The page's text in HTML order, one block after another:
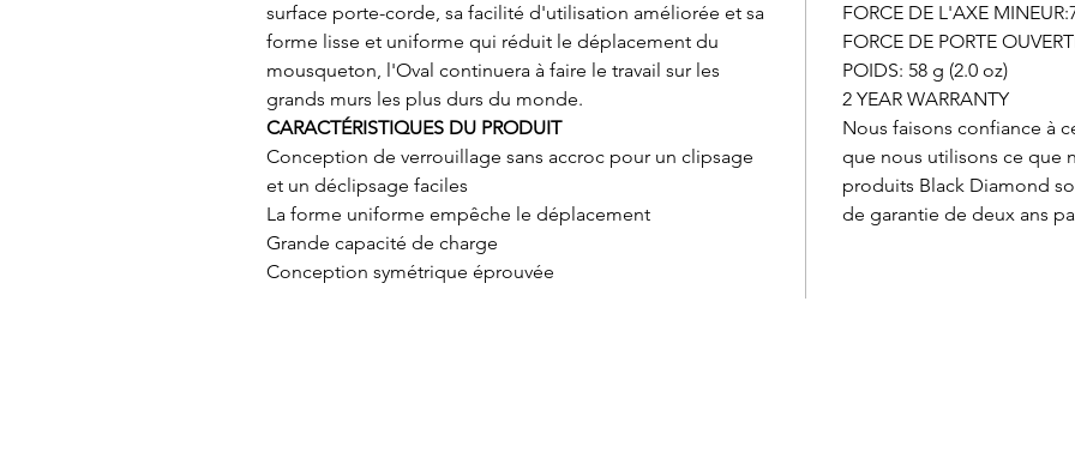
surface porte-corde, sa facilité d'utilisation améliorée et sa
forme lisse et uniforme qui réduit le déplacement du
mousqueton, l'Oval continuera à faire le travail sur les
grands murs les plus durs du monde.
CARACTÉRISTIQUES DU PRODUIT
Conception de verrouillage sans accroc pour un clipsage
et un déclipsage faciles
La forme uniforme empêche le déplacement
Grande capacité de charge
Conception symétrique éprouvée
FORCE DE L'AXE
FORCE DE PORTE
POIDS: 58 g (2.0 oz)
2 YEAR WARRANTY
Nous faisons confiance à
que nous utilisons ce que
produits Black Diamond
de garantie de deux ans